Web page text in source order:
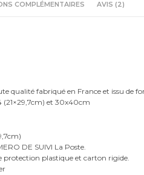
COMPLÉMENTAIRES AVIS (2)
qualité fabriqué en France et issu de
(21×29,7cm) et 30x40cm
DE SUIVI La Poste.
protection plastique et carton rigide.